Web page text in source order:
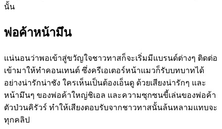
นั้น
พ่อค้าหน้ามึน
แน่นอนว่าพอเข้าสู่ขวัญใจชาวทาสก็จะเริ่มมีแบรนด์ต่างๆ ติดต่อ
เข้ามาให้ทำคอนเทนต์ ซึ่งครีเอเตอร์หน้าแมวก็รับบทบาทได้
อย่างน่ารักน่าชัง ใครเห็นเป็นต้องเอ็นดู ด้วยเสียงน่ารักๆ และ
หน้ามึนๆ ของพ่อค้าใหญ่ชิเอล และความซุกซนขี้เล่นของพ่อค้า
ตัวป่วนคิรัวร์ ทำให้เสียงตอบรับจากชาวทาสนั้นล้นหลามแทบจะ
ทุกคลิป